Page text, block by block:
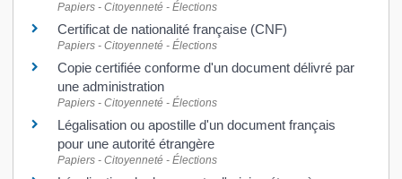
Papiers - Citoyenneté - Élections
Certificat de nationalité française (CNF)
Papiers - Citoyenneté - Élections
Copie certifiée conforme d'un document délivré par
une administration
Papiers - Citoyenneté - Élections
Légalisation ou apostille d'un document français
pour une autorité étrangère
Papiers - Citoyenneté - Élections